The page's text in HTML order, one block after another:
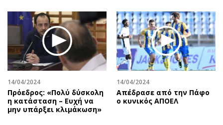
Βιβλίο
Χειρόγραφα
Προσωπικότητες στην ''Κ''
Επιστολές
14/04/2024
Πρόεδρος: «Πολύ δύσκολη
η κατάσταση – Ευχή να
μην υπάρξει κλιμάκωση»
14/04/2024
Απέδρασε από την Πάφο
ο κυνικός ΑΠΟΕΛ